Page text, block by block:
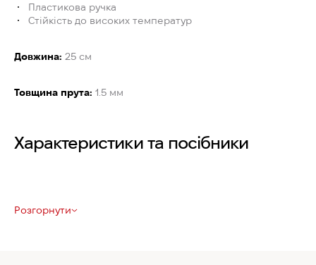
Пластикова ручка
Стійкість до високих температур
Довжина: 25 см
Товщина прута: 1.5 мм
Характеристики та посібники
Розгорнути